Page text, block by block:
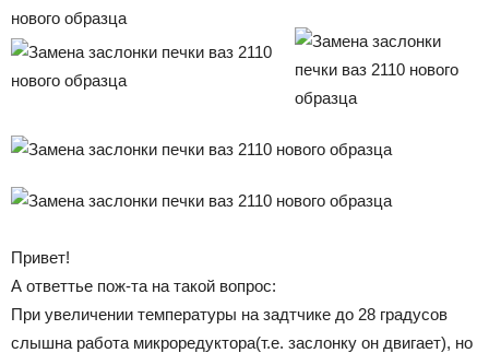
Привет!
А ответтье пож-та на такой вопрос:
При увеличении температуры на задтчике до 28 градусов
слышна работа микроредуктора(т.е. заслонку он двигает), но